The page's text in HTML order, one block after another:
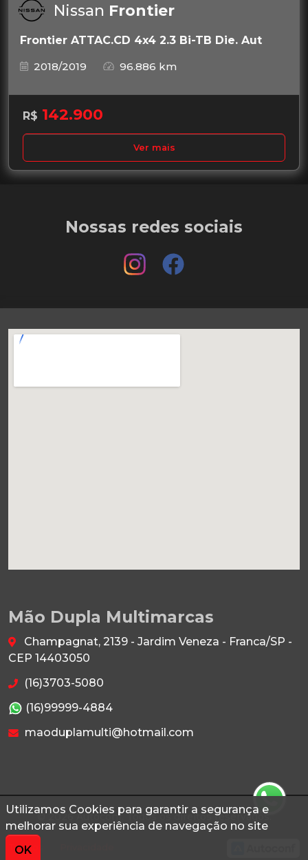
Utilizamos Cookies para garantir a segurança e
melhorar sua experiência de navegação no site
OK
Nissan Frontier
Frontier ATTAC.CD 4x4 2.3 Bi-TB Die. Aut
2018/2019
96.886 km
R$ 142.900
Ver mais
Nossas redes sociais
Mão Dupla Multimarcas
Champagnat, 2139 - Jardim Veneza - Franca/SP -
CEP 14403050
(16)3703-5080
(16)99999-4884
maoduplamulti@hotmail.com
© 2026 Autoconf. Todos os direitos reservados.
Termos